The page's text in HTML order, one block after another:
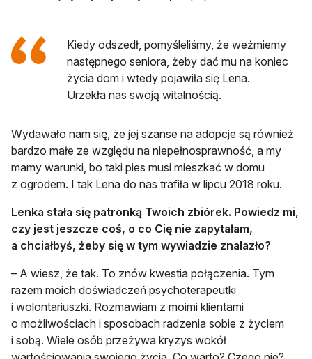
Kiedy odszedł, pomyśleliśmy, że weźmiemy
następnego seniora, żeby dać mu na koniec
życia dom i wtedy pojawiła się Lena.
Urzekła nas swoją witalnością.
Wydawało nam się, że jej szanse na adopcje są również
bardzo małe ze względu na niepełnosprawność, a my
mamy warunki, bo taki pies musi mieszkać w domu
z ogrodem. I tak Lena do nas trafiła w lipcu 2018 roku.
Lenka stała się patronką Twoich zbiórek. Powiedz mi,
czy jest jeszcze coś, o co Cię nie zapytałam,
a chciałbyś, żeby się w tym wywiadzie znalazło?
– A wiesz, że tak. To znów kwestia połączenia. Tym
razem moich doświadczeń psychoterapeutki
i wolontariuszki. Rozmawiam z moimi klientami
o możliwościach i sposobach radzenia sobie z życiem
i sobą. Wiele osób przeżywa kryzys wokół